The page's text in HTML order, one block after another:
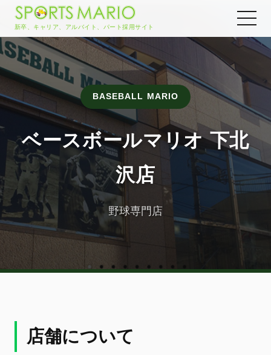
新卒、キャリア、アルバイト、パート採用サイト
BASEBALL MARIO
ベースボールマリオ 下北
沢店
野球専門店
店舗について